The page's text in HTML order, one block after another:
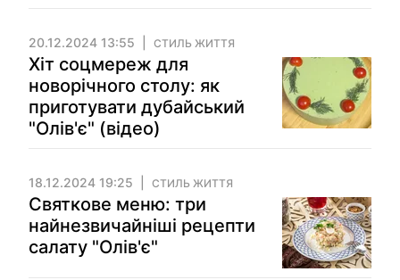
20.12.2024 13:55 СТИЛЬ ЖИТТЯ
Хіт соцмереж для
новорічного столу: як
приготувати дубайський
"Олів'є" (відео)
18.12.2024 19:25 СТИЛЬ ЖИТТЯ
Святкове меню: три
найнезвичайніші рецепти
салату "Олів'є"